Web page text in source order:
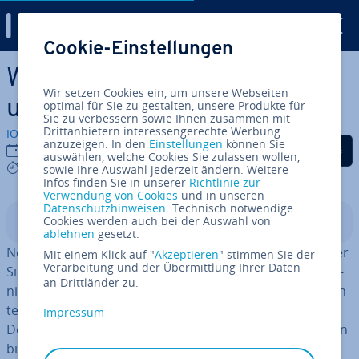
Zum Haupt­in­halt springen
Was ist Nextcloud? Funktion
und Vorteile erklärt
IONOS Redaktion
30.03.2026
7 mins
Auf Facebook teilen
Auf Twitter teilen
Auf LinkedIn
In­halts­ver­zeich­nis
Nextcloud ist eine Open-Source-Cloud-Plattform, mit der
Sie Daten auf einem eigenen Server speichern, syn­chro­
ni­sie­ren und teilen können, ohne die Da­ten­ho­heit an Un­
ter­neh­men wie Google oder Apple abgeben zu müssen.
Doch was ist Nextcloud im Detail und welche Funk­tio­nen
bietet die Software? In diesem Artikel erfahren Sie, wie
Cookie-Einstellungen
Wir setzen Cookies ein, um unsere Webseiten
optimal für Sie zu gestalten, unsere Produkte für
Sie zu verbessern sowie Ihnen zusammen mit
Drittanbietern interessengerechte Werbung
anzuzeigen. In den Einstellungen können Sie
auswählen, welche Cookies Sie zulassen wollen,
sowie Ihre Auswahl jederzeit ändern. Weitere
Infos finden Sie in unserer Richtlinie zur
Verwendung von Cookies und in unseren
Datenschutzhinweisen. Technisch notwendige
Cookies werden auch bei der Auswahl von
ablehnen gesetzt.
Mit einem Klick auf "Akzeptieren" stimmen Sie der
Verarbeitung und der Übermittlung Ihrer Daten
an Drittländer zu.
Impressum